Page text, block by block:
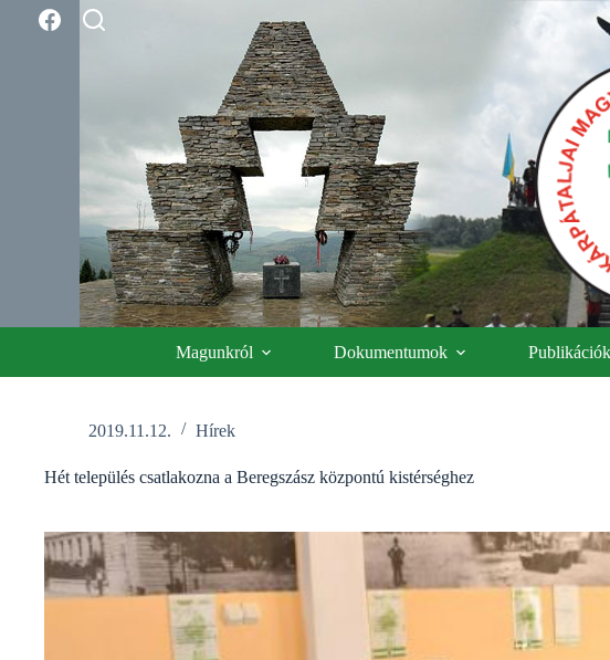
Magunkról Dokumentumok Publikációk
2019.11.12. Hírek
Hét település csatlakozna a Beregszász központú kistérséghez